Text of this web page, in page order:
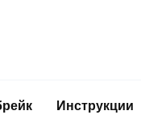
Инструкции